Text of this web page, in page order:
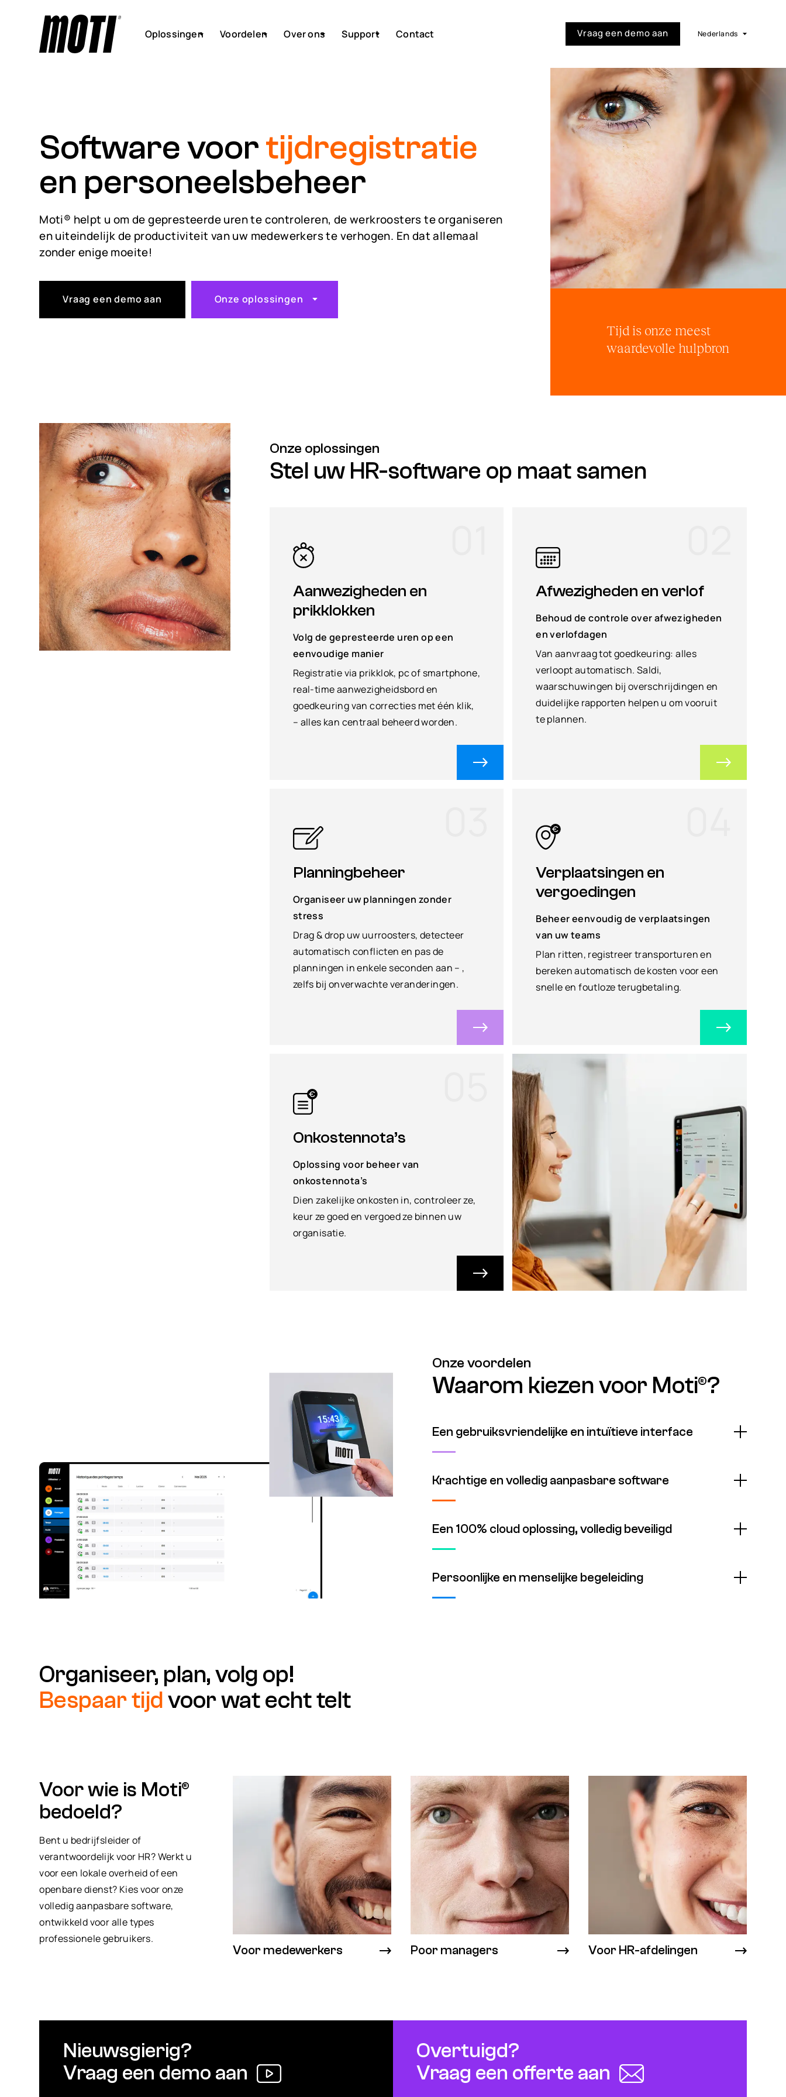
Oplossingen Voordelen Over ons Support Contact Vraag eendemoaan Nederlands
Software voortijdregistratie
en personeelsbeheer
Moti® helpt u om de gepresteerde uren te controleren, de werkroosters te organiseren
en uiteindelijk de productiviteit van uw medewerkers te verhogen. En dat allemaal
zonder enige moeite!
Vraag een demo aan Onze oplossingen
Tijd is onze meest
waardevolle hulpbron
Onze oplossingen
Stel uw HR-software op maat samen
Aanwezigheden en
prikklokken
Volg de gepresteerde uren op een
eenvoudige manier
Registratie via prikklok, pc of smartphone,
real-time aanwezigheidsbord en
goedkeuring van correcties met één klik,
– alles kan centraal beheerd worden.
Afwezigheden en verlof
Behoud de controle over afwezigheden
en verlofdagen
Van aanvraag tot goedkeuring: alles
verloopt automatisch. Saldi,
waarschuwingen bij overschrijdingen en
duidelijke rapporten helpen u om vooruit
te plannen.
Planningbeheer
Organiseer uw planningen zonder
stress
Drag & drop uw uurroosters, detecteer
automatisch conflicten en pas de
planningen in enkele seconden aan – ,
zelfs bij onverwachte veranderingen.
Verplaatsingen en
vergoedingen
Beheer eenvoudig de verplaatsingen
van uw teams
Plan ritten, registreer transporturen en
bereken automatisch de kosten voor een
snelle en foutloze terugbetaling.
Onkostennota’s
Oplossing voor beheer van
onkostennota’s
Dien zakelijke onkosten in, controleer ze,
keur ze goed en vergoed ze binnen uw
organisatie.
Onze voordelen
Waarom kiezen voor Moti®?
Een gebruiksvriendelijke en intuïtieve interface
Krachtige en volledig aanpasbare software
Een 100% cloud oplossing, volledig beveiligd
Persoonlijke en menselijke begeleiding
Organiseer, plan, volg op!
Bespaar tijdvoor wat echt telt
Voor wie is Moti®
bedoeld?
Bent u bedrijfsleider of
verantwoordelijk voor HR? Werkt u
voor een lokale overheid of een
openbare dienst? Kies voor onze
volledig aanpasbare software,
ontwikkeld voor alle types
professionele gebruikers.
Voor medewerkers Poor managers Voor HR-afdelingen
Nieuwsgierig?
Vraag een demo aan
Overtuigd?
Vraag een offerte aan